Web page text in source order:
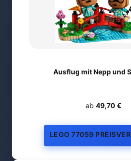
Ausflug mit Nepp und
ab 49,70 €
LEGO 77059